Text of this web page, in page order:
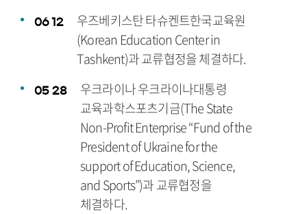
0612
우즈베키스탄 타슈켄트한국교육원
(Korean Education Center in
Tashkent)과 교류협정을 체결하다.
05 28
우크라이나 우크라이나대통령
교육과학스포츠기금(The State
Non-Profit Enterprise “Fund of the
President of Ukraine for the
support of Education, Science,
and Sports”)과 교류협정을
체결하다.